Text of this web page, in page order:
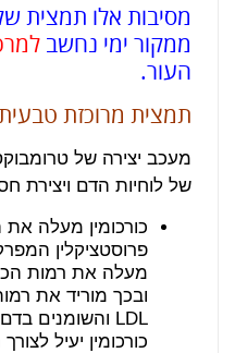
מסיבות אלו תמצית
ממקור ימי נחשב
העור.
תמצית מרוכזת טבעית
מעכב יצירה של
של לוחיות הדם ויצירת
כורכומין מעלה
פרוסטציקלין
ובכך מוריד את
LDL והשומנים בדם.
כורכומין יעיל